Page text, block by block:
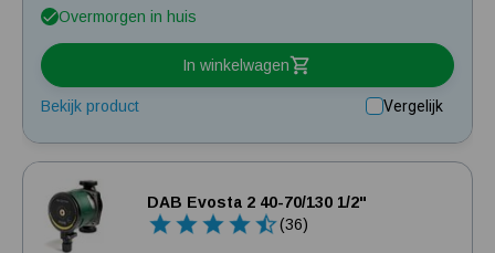
Overmorgen in huis
In winkelwagen
Bekijk product Vergelijk
DAB Evosta 2 40-70/130 1/2"
(36)